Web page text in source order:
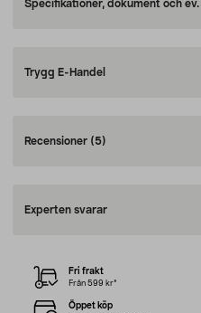
Specifikationer, dokument och
Trygg E-Handel
Recensioner (5)
Experten svarar
Fri frakt
Från 599 kr*
Öppet köp